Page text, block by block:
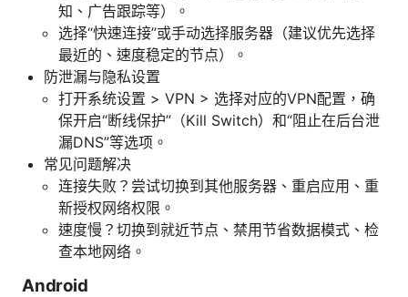
知、广告跟踪等）。
选择“快速连接”或手动选择服务器（建议优先选择
最近的、速度稳定的节点）。
防泄漏与隐私设置
打开系统设置 > VPN > 选择对应的VPN配置，确
保开启“断线保护”（Kill Switch）和“阻止在后台泄
漏DNS”等选项。
常见问题解决
连接失败？尝试切换到其他服务器、重启应用、重
新授权网络权限。
速度慢？切换到就近节点、禁用节省数据模式、检
查本地网络。
Android